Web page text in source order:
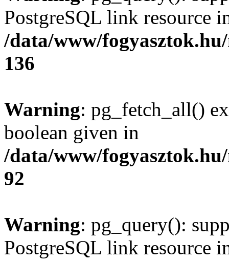
PostgreSQL link resource
/data/www/
136
Warning: pg_fetch_all()
boolean given in
/data/www/
92
Warning: pg_query():
PostgreSQL link resource